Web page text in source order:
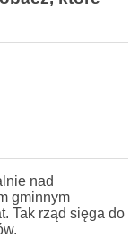
nad
gminnym
Tak rząd sięga do